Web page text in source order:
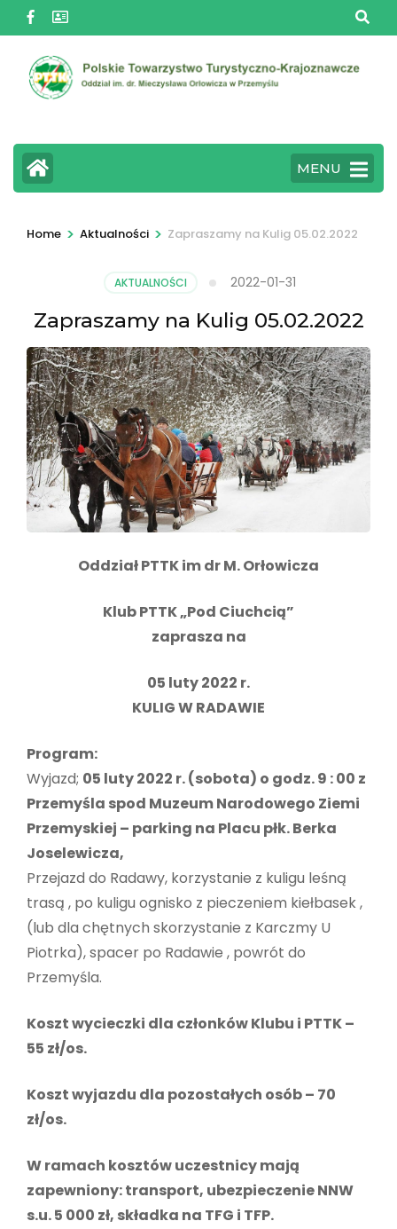
Skip
to
content
(Press
MENU
Home > Aktualności > Zapraszamy na Kulig 05.02.2022
AKTUALNOŚCI 2022-01-31
Zapraszamy na Kulig 05.02.2022
Oddział PTTK im dr M. Orłowicza
Klub PTTK „Pod Ciuchcią”
zaprasza na
05 luty 2022 r.
KULIG W RADAWIE
Program:
Wyjazd; 05 luty 2022 r. (sobota) o godz. 9 : 00 z
Przemyśla spod Muzeum Narodowego Ziemi
Przemyskiej – parking na Placu płk. Berka
Joselewicza,
Przejazd do Radawy, korzystanie z kuligu leśną
trasą , po kuligu ognisko z pieczeniem kiełbasek ,
(lub dla chętnych skorzystanie z Karczmy U
Piotrka), spacer po Radawie , powrót do
Przemyśla.
Koszt wycieczki dla członków Klubu i PTTK –
55 zł/os.
Koszt wyjazdu dla pozostałych osób – 70
zł/os.
W ramach kosztów uczestnicy mają
zapewniony: transport, ubezpieczenie NNW
s.u. 5 000 zł, składka na TFG i TFP.